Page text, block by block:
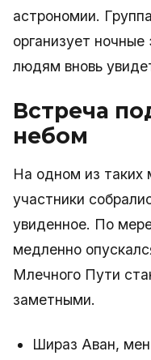
астрономии.
организует
людям вновь
Встреча
небом
На одном из таких
участники
увиденное. По
медленно
Млечного Пути
заметными.
Шираз Аван,